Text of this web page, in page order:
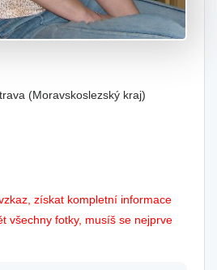
(Moravskoslezský kraj)
získat kompletní informace
všechny fotky, musíš se nejprve